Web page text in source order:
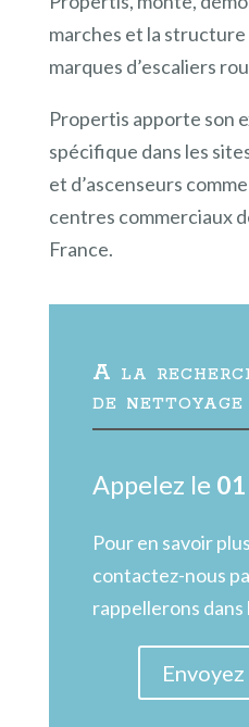
marches et la
marques d’escaliers
Propertis apporte son
spécifique dans les
et d’ascenseurs
centres commerciaux
France.
A la
de
Appelez le
Pour en savoir
contactez-nous
rappellerons dans
Envoyez